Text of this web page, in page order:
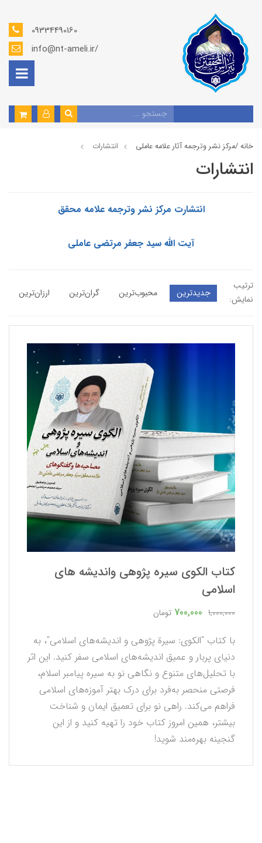
09334490160
info@nt-ameli.ir/
خانه /مركز نشر وترجمه آثار علامه عاملی انتشارات
انتشارات
انتشارت مرکز نشر وترجمه علامه محقق
آيت الله سید جعفر مرتضى عاملى
ترتیب
نمایش:
جدیدترین محبوب‌ترین گران‌ترین ارزان‌ترین
كتاب الكوي سيره پژوهي وانديشه هاي
اسلامي
1,000,000
700,000 تومان
با کتاب "الکوی: سیرة پژوهی و اندیشه‌های اسلامی"، به
دنیای پربار و عمیق اندیشه‌های اسلامی سفر کنید. این اثر
با تحلیل‌های متنوع و نگاهی نو به سیره پیامبر اسلام،
فرصتی منحصر به‌فرد برای درک بهتر آموزه‌های اسلامی
فراهم می‌کند. راهی نو برای تعمیق ایمان و شناخت
بیشتر، همین امروز کتاب خود را تهیه کنید و از این
گنجینه بهره‌مند شوید!